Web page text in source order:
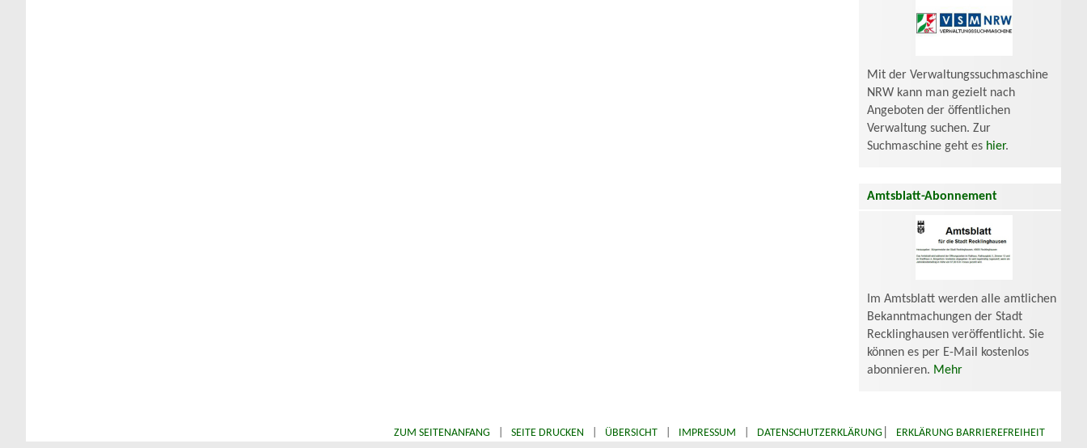
Mit der Verwaltungssuchmaschine
NRW kann man gezielt nach
Angeboten der öffentlichen
Verwaltung suchen. Zur
Suchmaschine geht es hier.
Amtsblatt-Abonnement
Im Amtsblatt werden alle amtlichen
Bekanntmachungen der Stadt
Recklinghausen veröffentlicht. Sie
können es per E-Mail kostenlos
abonnieren. Mehr
ZUM SEITENANFANG SEITE DRUCKEN ÜBERSICHT IMPRESSUM DATENSCHUTZERKLÄRUNG ERKLÄRUNG BARRIEREFREIHEIT